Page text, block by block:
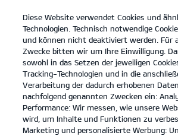
open
menu
Kia
Der Kia
Platz für alles, was Familie
Diese Website verwendet Cookies und
Technologien. Technisch notwendige
und können nicht deaktiviert werden. Für
Zwecke bitten wir um Ihre Einwilligung.
sowohl in das Setzen der jeweiligen
Tracking-Technologien und in die
Verarbeitung der dadurch erhobenen
nachfolgend genannten Zwecken ein:
Performance: Wir messen, wie unsere
wird, um Inhalte und Funktionen zu
Marketing und personalisierte Werbung: